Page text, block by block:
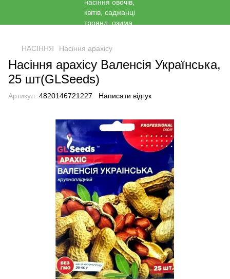
НАСІННЯ Насіння арахісу
Насіння арахісу Валенсія Українська,
25 шт(GLSeeds)
Артикул: 4820146721227 Написати відгук